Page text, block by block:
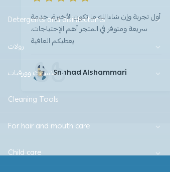
Detergents and disinfectants
رولات
بلاستيك وورقيات
Cleaning Tools
For hair and mouth care
Child care
أول تجربة وإن شاءالله ما تكون الأخيرة، خدمة
سريعة ومتوفر في المتجر أهم الإحتياجات،
يعطيكم العافية
Shahad Alshammari